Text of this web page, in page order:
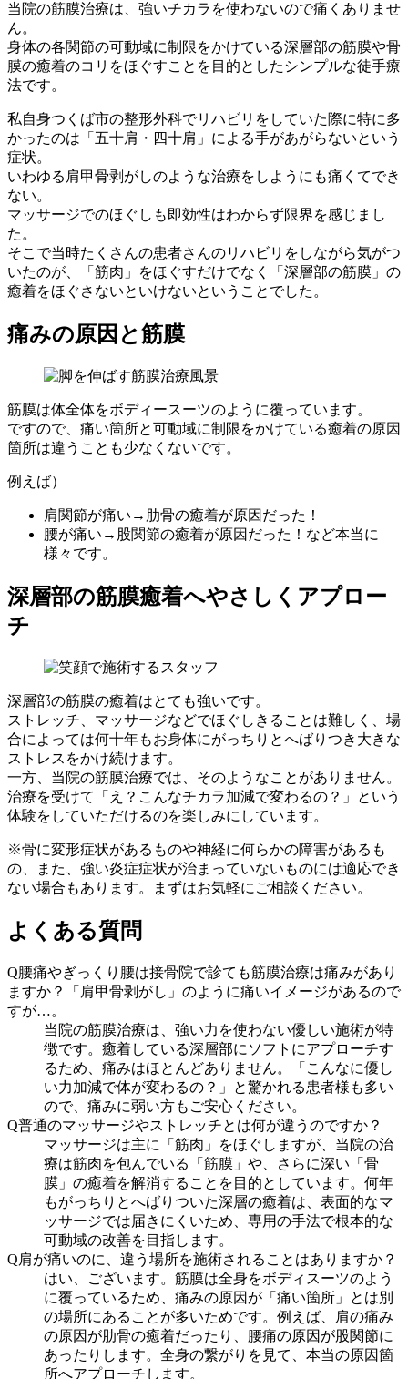
当院の筋膜治療は、強いチカラを使わないので痛くありませ
ん。
身体の各関節の可動域に制限をかけている深層部の筋膜や骨
膜の癒着のコリをほぐすことを目的としたシンプルな徒手療
法です。
私自身つくば市の整形外科でリハビリをしていた際に特に多
かったのは「五十肩・四十肩」による手があがらないという
症状。
いわゆる肩甲骨剥がしのような治療をしようにも痛くてでき
ない。
マッサージでのほぐしも即効性はわからず限界を感じまし
た。
そこで当時たくさんの患者さんのリハビリをしながら気がつ
いたのが、「筋肉」をほぐすだけでなく「深層部の筋膜」の
癒着をほぐさないといけないということでした。
痛みの原因と筋膜
筋膜は体全体をボディースーツのように覆っています。
ですので、痛い箇所と可動域に制限をかけている癒着の原因
箇所は違うことも少なくないです。
例えば）
肩関節が痛い→肋骨の癒着が原因だった！
腰が痛い→股関節の癒着が原因だった！など本当に
様々です。
深層部の筋膜癒着へやさしくアプロー
チ
深層部の筋膜の癒着はとても強いです。
ストレッチ、マッサージなどでほぐしきることは難しく、場
合によっては何十年もお身体にがっちりとへばりつき大きな
ストレスをかけ続けます。
一方、当院の筋膜治療では、そのようなことがありません。
治療を受けて「え？こんなチカラ加減で変わるの？」という
体験をしていただけるのを楽しみにしています。
※骨に変形症状があるものや神経に何らかの障害があるも
の、また、強い炎症症状が治まっていないものには適応でき
ない場合もあります。まずはお気軽にご相談ください。
よくある質問
Q腰痛やぎっくり腰は接骨院で診ても筋膜治療は痛みがあり
ますか？「肩甲骨剥がし」のように痛いイメージがあるので
すが…。
当院の筋膜治療は、強い力を使わない優しい施術が特
徴です。癒着している深層部にソフトにアプローチす
るため、痛みはほとんどありません。「こんなに優し
い力加減で体が変わるの？」と驚かれる患者様も多い
ので、痛みに弱い方もご安心ください。
Q普通のマッサージやストレッチとは何が違うのですか？
マッサージは主に「筋肉」をほぐしますが、当院の治
療は筋肉を包んでいる「筋膜」や、さらに深い「骨
膜」の癒着を解消することを目的としています。何年
もがっちりとへばりついた深層の癒着は、表面的なマ
ッサージでは届きにくいため、専用の手法で根本的な
可動域の改善を目指します。
Q肩が痛いのに、違う場所を施術されることはありますか？
はい、ございます。筋膜は全身をボディスーツのよう
に覆っているため、痛みの原因が「痛い箇所」とは別
の場所にあることが多いためです。例えば、肩の痛み
の原因が肋骨の癒着だったり、腰痛の原因が股関節に
あったりします。全身の繋がりを見て、本当の原因箇
所へアプローチします。